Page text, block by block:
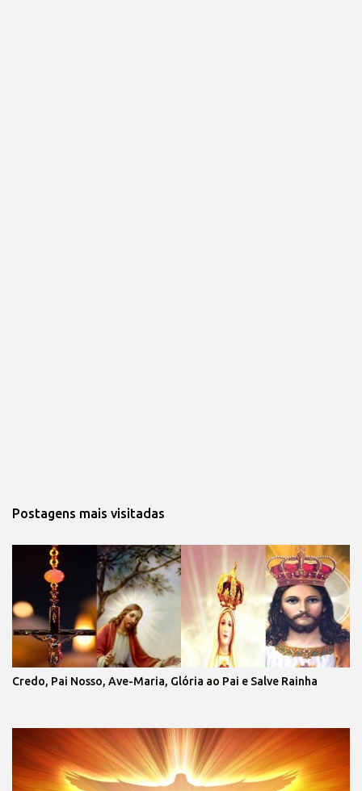
Postagens mais visitadas
Credo, Pai Nosso, Ave-Maria, Glória ao Pai e Salve Rainha